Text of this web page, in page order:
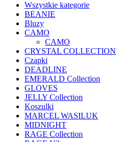
Wszystkie kategorie
BEANIE
Bluzy
CAMO
CAMO
CRYSTAL COLLECTION
Czapki
DEADLINE
EMERALD Collection
GLOVES
JELLY Collection
Koszulki
MARCEL WASILUK
MIDNIGHT
RAGE Collection